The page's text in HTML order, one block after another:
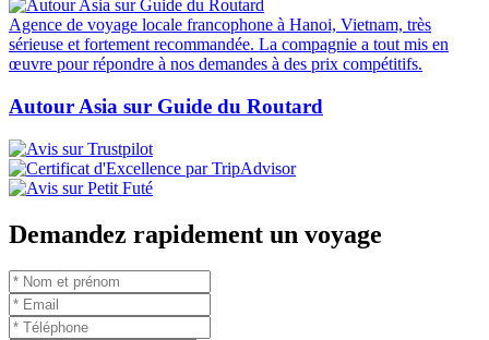
Agence de voyage locale francophone à Hanoi, Vietnam, très
sérieuse et fortement recommandée. La compagnie a tout mis en
œuvre pour répondre à nos demandes à des prix compétitifs.
Autour Asia sur Guide du Routard
Demandez rapidement un voyage